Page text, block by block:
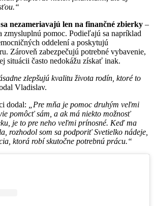
nezameriavajú len na finančné zbierky –
zmysluplnú pomoc. Podieľajú sa napríklad
oddelení a poskytujú
Zároveň zabezpečujú potrebné vybavenie,
situácii často nedokážu získať inak.
zlepšujú kvalitu života rodín, ktoré to
Vladislav.
dodal:
„Pre mňa je pomoc druhým veľmi
pomôcť sám, a ak má niekto možnosť
je to pre neho veľmi prínosné. Keď ma
rozhodol som sa podporiť Svetielko nádeje,
ktorá robí skutočne potrebnú prácu.“